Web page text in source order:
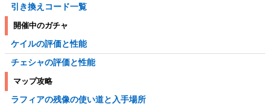
引き換えコード一覧
開催中のガチャ
ケイルの評価と性能
チェシャの評価と性能
マップ攻略
ラフィアの残像の使い道と入手場所